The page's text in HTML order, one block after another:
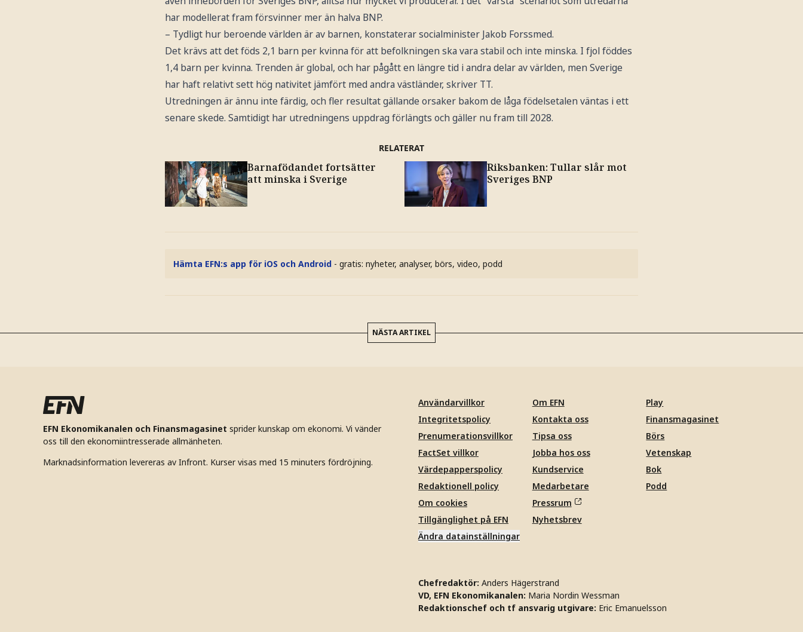
har modellerat fram försvinner mer än halva BNP.
– Tydligt hur beroende världen är av barnen, konstaterar socialminister Jakob Forssmed.
Det krävs att det föds 2,1 barn per kvinna för att befolkningen ska vara stabil och inte minska. I fjol föddes
1,4 barn per kvinna. Trenden är global, och har pågått en längre tid i andra delar av världen, men Sverige
har haft relativt sett hög nativitet jämfört med andra västländer, skriver TT.
Utredningen är ännu inte färdig, och fler resultat gällande orsaker bakom de låga födelsetalen väntas i ett
senare skede. Samtidigt har utredningens uppdrag förlängts och gäller nu fram till 2028.
RELATERAT
Barnafödandet fortsätter
att minska i Sverige
Riksbanken: Tullar slår mot
Sveriges BNP
Hämta EFN:s app för iOS och Android - gratis: nyheter, analyser, börs, video, podd
NÄSTA ARTIKEL
EFN Ekonomikanalen och Finansmagasinet sprider kunskap om ekonomi. Vi vänder
oss till den ekonomiintresserade allmänheten.
Marknadsinformation levereras av Infront. Kurser visas med 15 minuters fördröjning.
Användarvillkor
Integritetspolicy
Prenumerationsvillkor
FactSet villkor
Värdepapperspolicy
Redaktionell policy
Om cookies
Tillgänglighet på EFN
Ändra datainställningar
Om EFN
Kontakta oss
Tipsa oss
Jobba hos oss
Kundservice
Medarbetare
Pressrum
Nyhetsbrev
Play
Finansmagasinet
Börs
Vetenskap
Bok
Podd
Chefredaktör: Anders Hägerstrand
VD, EFN Ekonomikanalen: Maria Nordin Wessman
Redaktionschef och tf ansvarig utgivare: Eric Emanuelsson